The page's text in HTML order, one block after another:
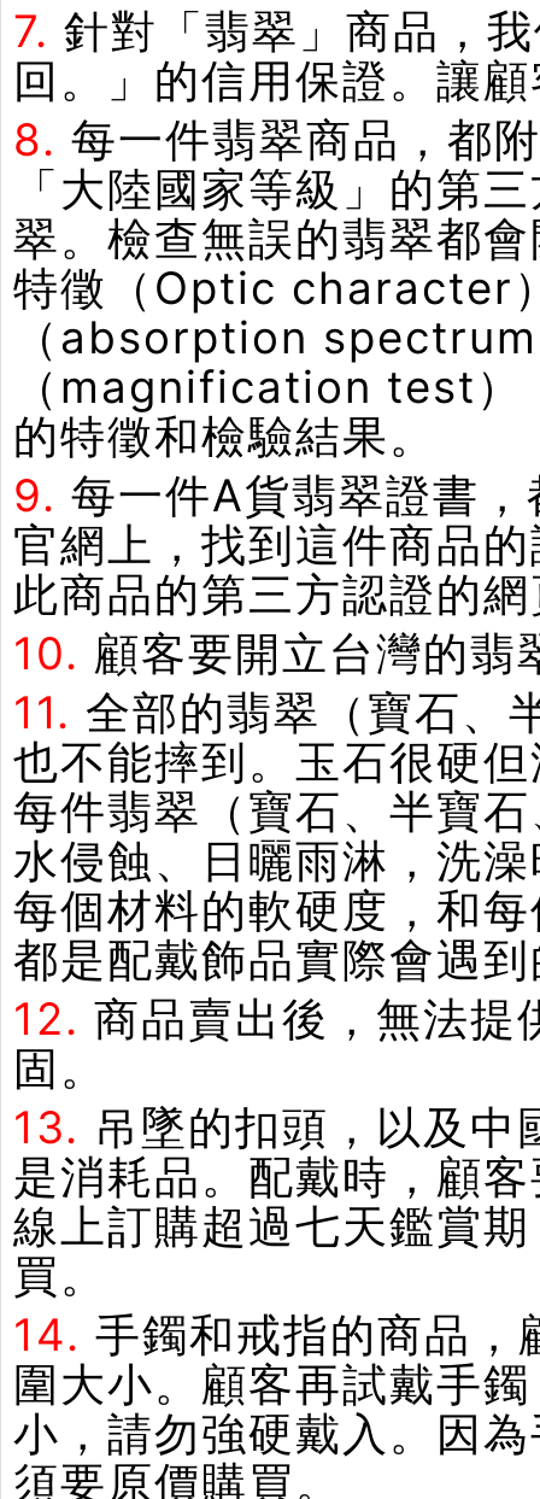
7. 針對「翡翠」商品，
回。」的信用保證。讓
8. 每一件翡翠商品，都
「大陸國家等級」的第
翠。檢查無誤的翡翠都
特徵（Optic character
（absorption
（magnification test）
的特徵和檢驗結果。
9. 每一件A貨翡翠證書
官網上，找到這件商品
此商品的第三方認證的
10. 顧客要開立台灣的翡
11. 全部的翡翠（寶石、
也不能摔到。玉石很硬
每件翡翠（寶石、半寶
水侵蝕、日曬雨淋，洗
每個材料的軟硬度，和
都是配戴飾品實際會遇
12. 商品賣出後，無法提
固。
13. 吊墜的扣頭，以及
是消耗品。配戴時，顧
線上訂購超過七天鑑賞
買。
14. 手鐲和戒指的商品，
圍大小。顧客再試戴手
小，請勿強硬戴入。因
須要原價購買。